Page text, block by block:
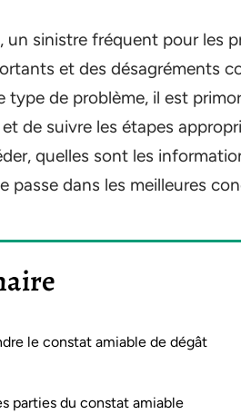
un sinistre fréquent pour les
et des désagréments
type de problème, il est
de suivre les étapes
quelles sont les
passe dans les meilleures
le constat amiable de dégât
parties du constat amiable